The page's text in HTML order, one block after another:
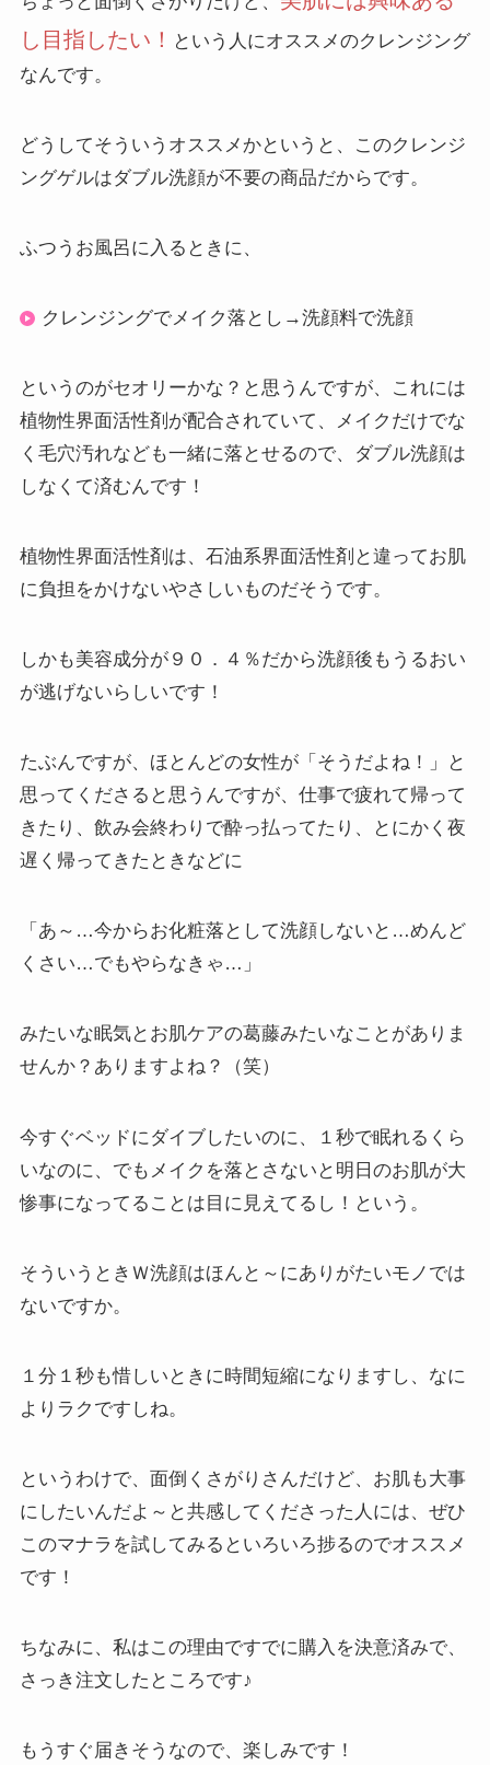
し目指したい！
という人にオススメのクレンジング
なんです。
どうしてそういうオススメかというと、このクレンジ
ングゲルはダブル洗顔が不要の商品だからです。
ふつうお風呂に入るときに、
クレンジングでメイク落とし→洗顔料で洗顔
というのがセオリーかな？と思うんですが、これには
植物性界面活性剤が配合されていて、メイクだけでな
く毛穴汚れなども一緒に落とせるので、ダブル洗顔は
しなくて済むんです！
植物性界面活性剤は、石油系界面活性剤と違ってお肌
に負担をかけないやさしいものだそうです。
しかも美容成分が９０．４％だから洗顔後もうるおい
が逃げないらしいです！
たぶんですが、ほとんどの女性が「そうだよね！」と
思ってくださると思うんですが、仕事で疲れて帰って
きたり、飲み会終わりで酔っ払ってたり、とにかく夜
遅く帰ってきたときなどに
「 あ～…今からお化粧落として洗顔しないと…めんど
くさい…でもやらなきゃ… 」
みたいな眠気とお肌ケアの葛藤みたいなことがありま
せんか？ありますよね？（笑）
今すぐベッドにダイブしたいのに、１秒で眠れるくら
いなのに、でもメイクを落とさないと明日のお肌が大
惨事になってることは目に見えてるし！という。
そういうときＷ洗顔はほんと～にありがたいモノでは
ないですか。
１分１秒も惜しいときに時間短縮になりますし、なに
よりラクですしね。
というわけで、面倒くさがりさんだけど、お肌も大事
にしたいんだよ～と共感してくださった人には、ぜひ
このマナラを試してみるといろいろ捗るのでオススメ
です！
ちなみに、私はこの理由ですでに購入を決意済みで、
さっき注文したところです♪
もうすぐ届きそうなので、楽しみです！